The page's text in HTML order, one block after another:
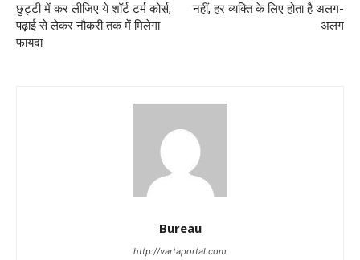
छुट्टी में कर लीजिए ये शॉर्ट टर्म कोर्स,
पढ़ाई से लेकर नौकरी तक में मिलेगा
फायदा
नहीं, हर व्‍यक्ति के लिए होता है अलग-
अलग
Bureau
http://vartaportal.com